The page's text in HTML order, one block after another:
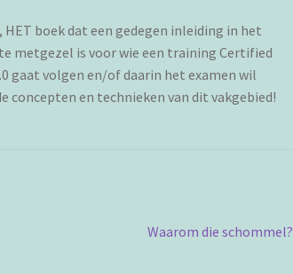
boek dat een gedegen inleiding in het
metgezel is voor wie een training Certified
gaat volgen en/of daarin het examen wil
concepten en technieken van dit vakgebied!
Volgend
Waarom die schommel?